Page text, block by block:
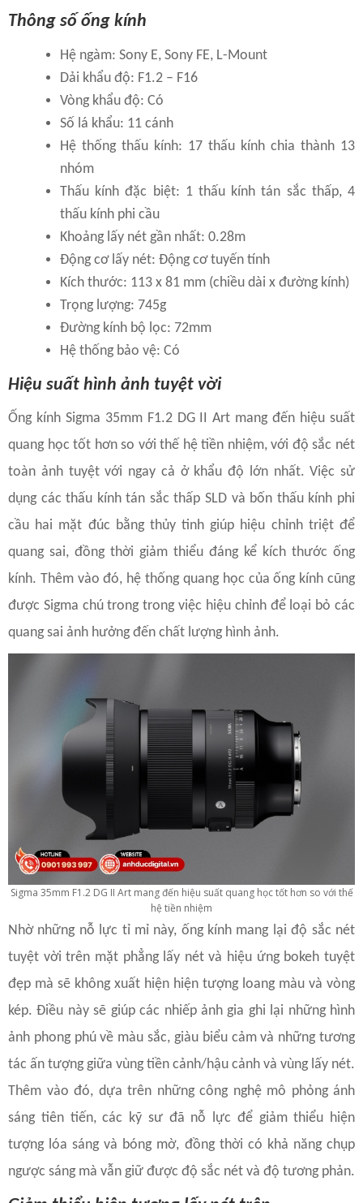
Thông số ống kính
Hệ ngàm: Sony E, Sony FE, L-Mount
Dải khẩu độ: F1.2 – F16
Vòng khẩu độ: Có
Số lá khẩu: 11 cánh
Hệ thống thấu kính: 17 thấu kính chia thành 13
nhóm
Thấu kính đặc biệt: 1 thấu kính tán sắc thấp, 4
thấu kính phi cầu
Khoảng lấy nét gần nhất: 0.28m
Động cơ lấy nét: Động cơ tuyến tính
Kích thước: 113 x 81 mm (chiều dài x đường kính)
Trọng lượng: 745g
Đường kính bộ lọc: 72mm
Hệ thống bảo vệ: Có
Hiệu suất hình ảnh tuyệt vời
Ống kính Sigma 35mm F1.2 DG II Art mang đến hiệu suất
quang học tốt hơn so với thế hệ tiền nhiệm, với độ sắc nét
toàn ảnh tuyệt với ngay cả ở khẩu độ lớn nhất. Việc sử
dụng các thấu kính tán sắc thấp SLD và bốn thấu kính phi
cầu hai mặt đúc bằng thủy tinh giúp hiệu chỉnh triệt để
quang sai, đồng thời giảm thiểu đáng kể kích thước ống
kính. Thêm vào đó, hệ thống quang học của ống kính cũng
được Sigma chú trong trong việc hiệu chỉnh để loại bỏ các
quang sai ảnh hưởng đến chất lượng hình ảnh.
Sigma 35mm F1.2 DG II Art mang đến hiệu suất quang học tốt hơn so với thế
hệ tiền nhiệm
Nhờ những nỗ lực tỉ mỉ này, ống kính mang lại độ sắc nét
tuyệt vời trên mặt phẳng lấy nét và hiệu ứng bokeh tuyệt
đẹp mà sẽ không xuất hiện hiện tượng loang màu và vòng
kép. Điều này sẽ giúp các nhiếp ảnh gia ghi lại những hình
ảnh phong phú về màu sắc, giàu biểu cảm và những tương
tác ấn tượng giữa vùng tiền cảnh/hậu cảnh và vùng lấy nét.
Thêm vào đó, dựa trên những công nghệ mô phỏng ánh
sáng tiên tiến, các kỹ sư đã nỗ lực để giảm thiểu hiện
tượng lóa sáng và bóng mờ, đồng thời có khả năng chụp
ngược sáng mà vẫn giữ được độ sắc nét và độ tương phản.